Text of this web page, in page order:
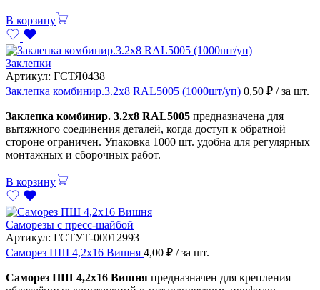
В корзину
Заклепки
Артикул: ГСТЯ0438
Заклепка комбинир.3.2х8 RAL5005 (1000шт/уп) 0,50 ₽ / за шт.
Заклепка комбинир. 3.2х8 RAL5005 предназначена для
вытяжного соединения деталей, когда доступ к обратной
стороне ограничен. Упаковка 1000 шт. удобна для регулярных
монтажных и сборочных работ.
В корзину
Саморезы с пресс-шайбой
Артикул: ГСТУТ-00012993
Саморез ПШ 4,2х16 Вишня 4,00 ₽ / за шт.
Саморез ПШ 4,2х16 Вишня предназначен для крепления